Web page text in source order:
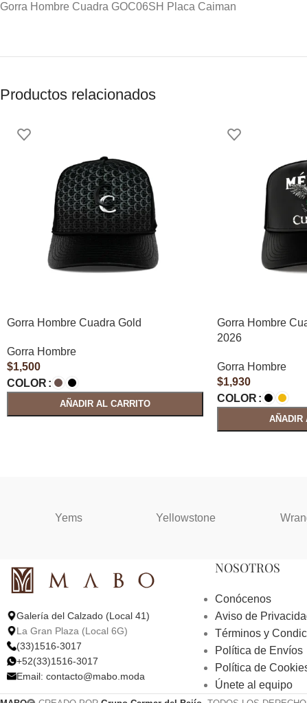
Gorra Hombre Cuadra GOC06SH Placa Caiman
Productos relacionados
Gorra Hombre Cuadra Gold
Gorra Hombre
$1,500
COLOR
AÑADIR AL CARRITO
Gorra Hombre
2026
Gorra Hombre
$1,930
COLOR
AÑADIR
Yems Yellowstone
Galería del Calzado (Local 41)
La Gran Plaza (Local 6G)
(33)1516-3017
+52(33)1516-3017
Email: contacto@mabo.moda
NOSOTROS
Conócenos
Aviso de
Términos y
Política de Envíos
Política de
Únete al equipo